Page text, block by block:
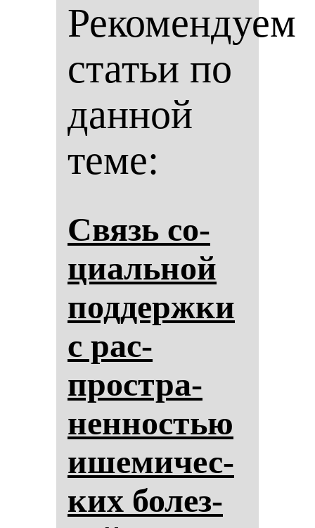
Рекомендуем
статьи по
данной
теме:
Связь со­
ци­аль­ной
под­дер­жки
с рас­
простра­
нен­нос­тью
ише­ми­чес­
ких бо­лез­